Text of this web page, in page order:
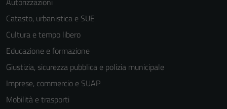
Catasto, urbanistica e SUE
Cultura e tempo libero
Educazione e formazione
Giustizia, sicurezza pubblica e polizia municipale
Imprese, commercio e SUAP
Mobilità e trasporti